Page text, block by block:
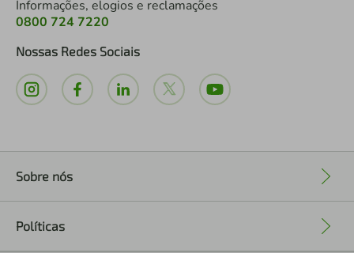
Informações, elogios e reclamações
0800 724 7220
Nossas Redes Sociais
Sobre nós
Políticas